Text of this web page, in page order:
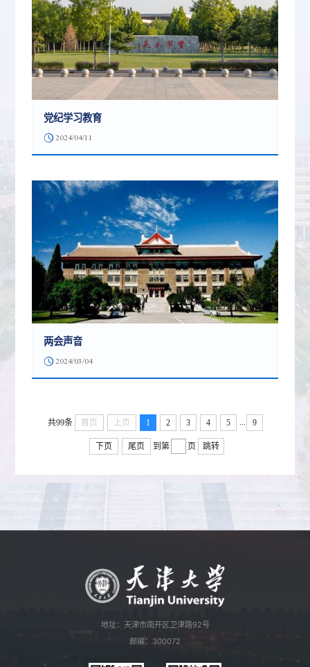
党纪学习教育
2024/04/11
两会声音
2024/03/04
共99条 首页 上页 1 2 3 4 5 9
下页 尾页 到第 页 跳转
地址：天津市南开区卫津路92号
邮编：300072